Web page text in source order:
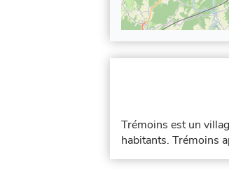
Trémoins est un
habitants. Trémoins